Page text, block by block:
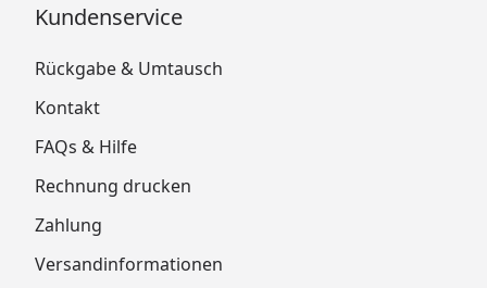
Kundenservice
Rückgabe & Umtausch
Kontakt
FAQs & Hilfe
Rechnung drucken
Zahlung
Versandinformationen